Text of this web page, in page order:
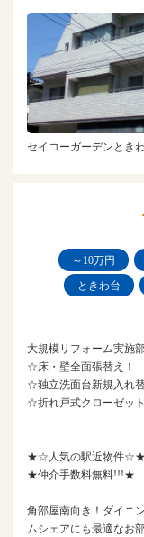
セイコーガーデンとき
～10万円
ときわ台
大規模リフォーム実施
☆床・壁全面張替え！
☆独立洗面台新規入れ替
☆折れ戸式クローゼット
★☆人気の駅近物件☆★
★仲介手数料無料!!!★
角部屋南向き！ダイニ
ムシェアにも最適なお